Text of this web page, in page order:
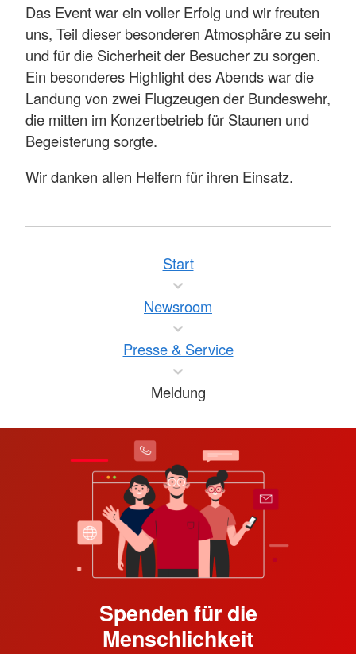
Das Event war ein voller Erfolg und wir freuten
uns, Teil dieser besonderen Atmosphäre zu sein
und für die Sicherheit der Besucher zu sorgen.
Ein besonderes Highlight des Abends war die
Landung von zwei Flugzeugen der Bundeswehr,
die mitten im Konzertbetrieb für Staunen und
Begeisterung sorgte.
Wir danken allen Helfern für ihren Einsatz.
Start
Newsroom
Presse & Service
Meldung
Spenden für die
Menschlichkeit